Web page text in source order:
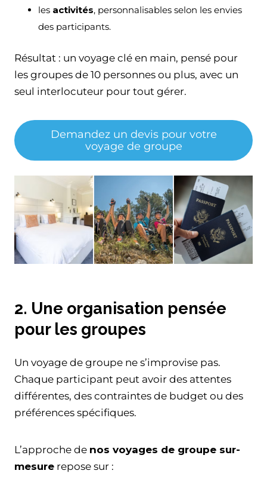
les activités, personnalisables selon les envies
des participants.
Résultat : un voyage clé en main, pensé pour
les groupes de 10 personnes ou plus, avec un
seul interlocuteur pour tout gérer.
Demandez un devis pour votre
voyage de groupe
2. Une organisation pensée
pour les groupes
Un voyage de groupe ne s’improvise pas.
Chaque participant peut avoir des attentes
différentes, des contraintes de budget ou des
préférences spécifiques.
L’approche de nos voyages de groupe sur-
mesure repose sur :